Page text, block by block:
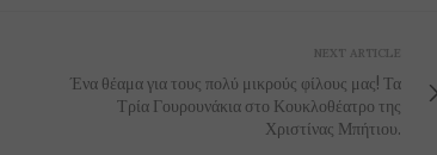
NEXT ARTICLE
Ένα θέαμα για τους πολύ μικρούς φίλους μας! Τα
Τρία Γουρουνάκια στο Κουκλοθέατρο της
Χριστίνας Μπήτιου.